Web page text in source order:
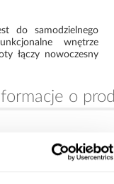
do samodzielnego
wnętrze
łączy nowoczesny
o